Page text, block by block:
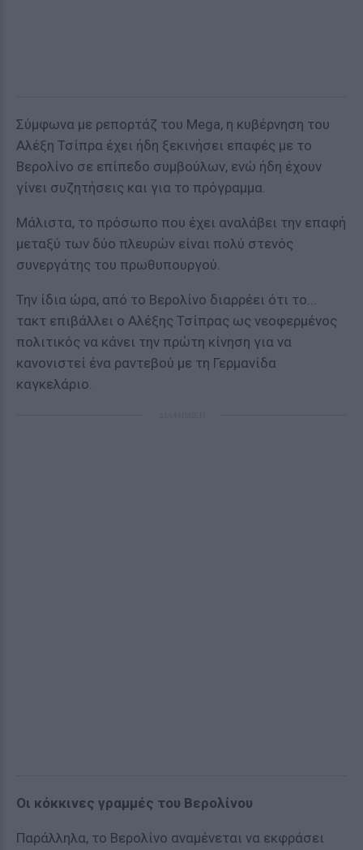
Σύμφωνα με ρεπορτάζ του Mega, η κυβέρνηση του
Αλέξη Τσίπρα έχει ήδη ξεκινήσει επαφές με το
Βερολίνο σε επίπεδο συμβούλων, ενώ ήδη έχουν
γίνει συζητήσεις και για το πρόγραμμα.
Μάλιστα, το πρόσωπο που έχει αναλάβει την επαφή
μεταξύ των δύο πλευρών είναι πολύ στενός
συνεργάτης του πρωθυπουργού.
Την ίδια ώρα, από το Βερολίνο διαρρέει ότι το...
τακτ επιβάλλει ο Αλέξης Τσίπρας ως νεοφερμένος
πολιτικός να κάνει την πρώτη κίνηση για να
κανονιστεί ένα ραντεβού με τη Γερμανίδα
καγκελάριο.
Οι κόκκινες γραμμές του Βερολίνου
Παράλληλα, το Βερολίνο αναμένεται να εκφράσει